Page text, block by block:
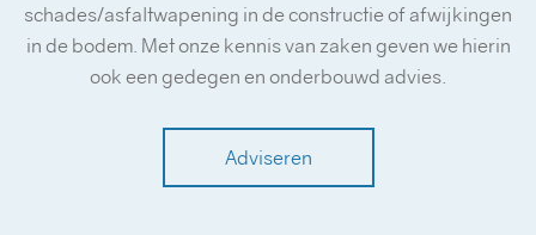
schades/asfaltwapening in de constructie of afwijkingen
in de bodem. Met onze kennis van zaken geven we hierin
ook een gedegen en onderbouwd advies.
Adviseren